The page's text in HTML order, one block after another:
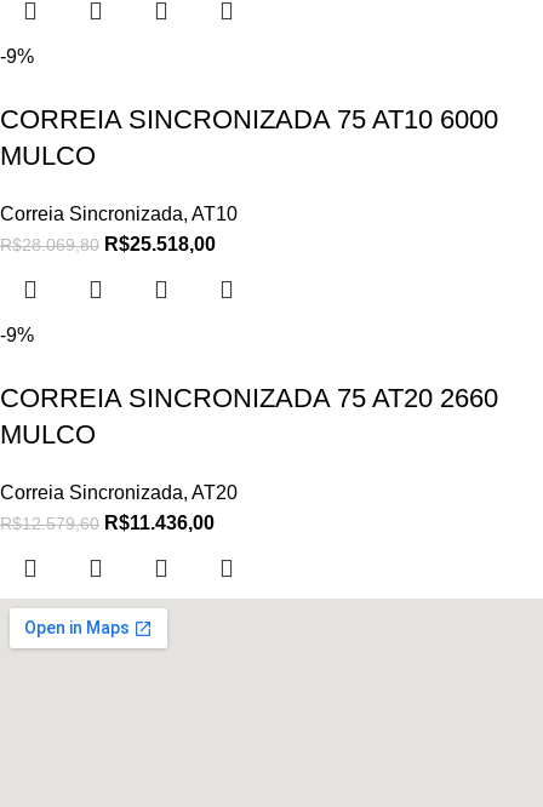
-9%
CORREIA SINCRONIZADA 75 AT10 6000
MULCO
Correia Sincronizada, AT10
R$28.069,80 R$25.518,00
-9%
CORREIA SINCRONIZADA 75 AT20 2660
MULCO
Correia Sincronizada, AT20
R$12.579,60 R$11.436,00